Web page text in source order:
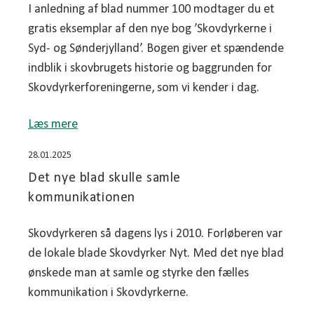
I anledning af blad nummer 100 modtager du et
gratis eksemplar af den nye bog ’Skovdyrkerne i
Syd- og Sønderjylland’. Bogen giver et spændende
indblik i skovbrugets historie og baggrunden for
Skovdyrkerforeningerne, som vi kender i dag.
Læs mere
28.01.2025
Det nye blad skulle samle
kommunikationen
Skovdyrkeren så dagens lys i 2010. Forløberen var
de lokale blade Skovdyrker Nyt. Med det nye blad
ønskede man at samle og styrke den fælles
kommunikation i Skovdyrkerne.